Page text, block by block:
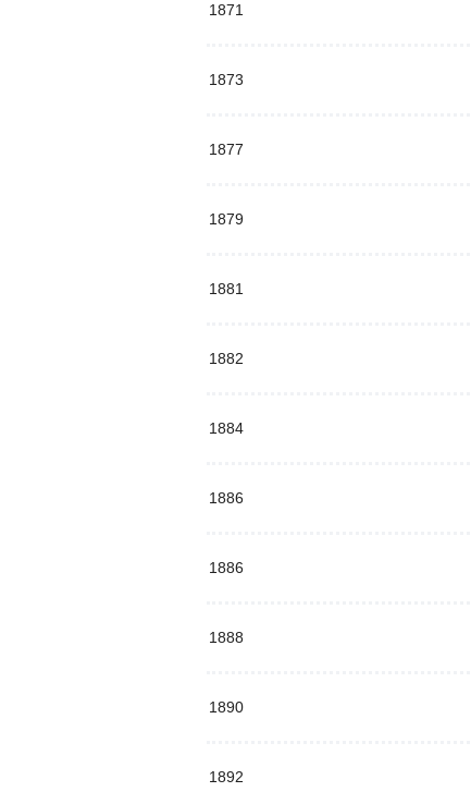
1871
1873
1877
1879
1881
1882
1884
1886
1886
1888
1890
1892